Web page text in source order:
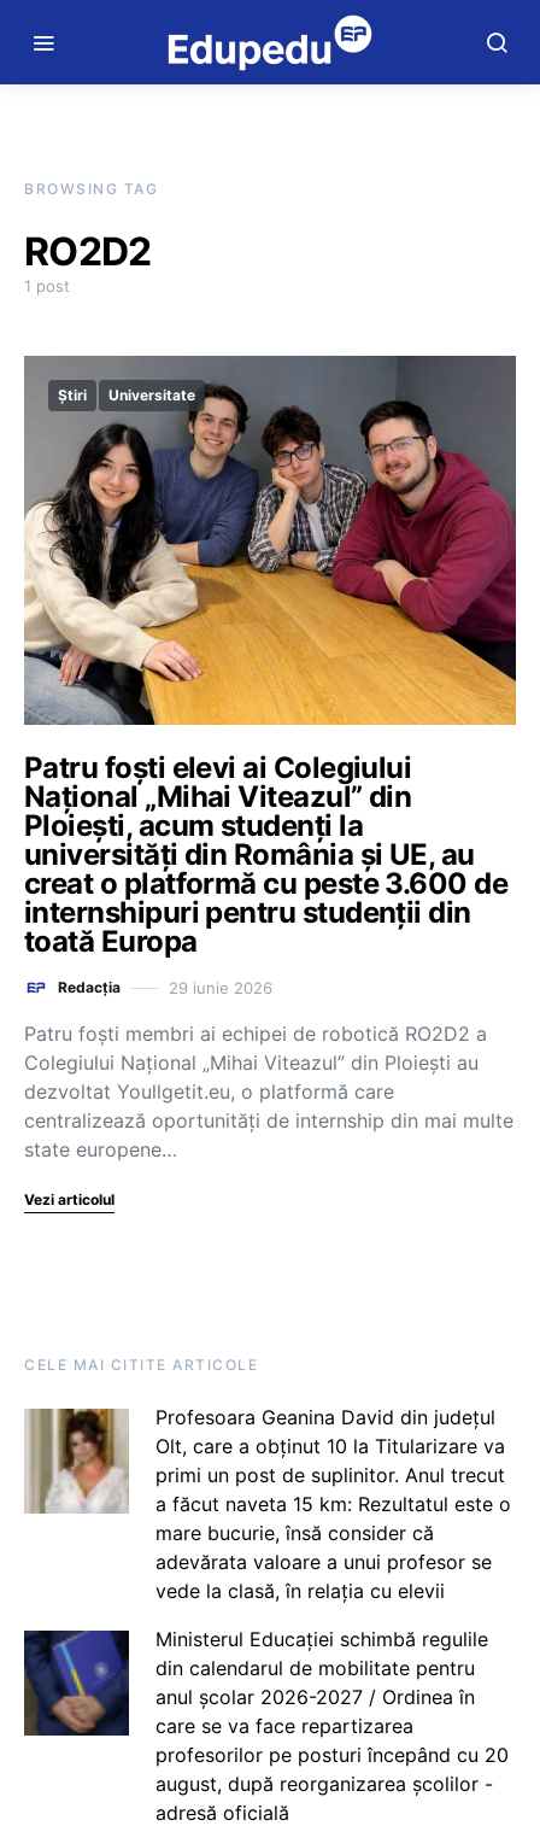
BROWSING TAG
RO2D2
1 post
Știri Universitate
Patru foști elevi ai Colegiului
Național „Mihai Viteazul” din
Ploiești, acum studenți la
universități din România și UE, au
creat o platformă cu peste 3.600 de
internshipuri pentru studenții din
toată Europa
Redacția 29 iunie 2026
Patru foști membri ai echipei de robotică RO2D2 a
Colegiului Național „Mihai Viteazul” din Ploiești au
dezvoltat Youllgetit.eu, o platformă care
centralizează oportunități de internship din mai multe
state europene…
Vezi articolul
CELE MAI CITITE ARTICOLE
Profesoara Geanina David din județul
Olt, care a obținut 10 la Titularizare va
primi un post de suplinitor. Anul trecut
a făcut naveta 15 km: Rezultatul este o
mare bucurie, însă consider că
adevărata valoare a unui profesor se
vede la clasă, în relația cu elevii
Ministerul Educației schimbă regulile
din calendarul de mobilitate pentru
anul școlar 2026-2027 / Ordinea în
care se va face repartizarea
profesorilor pe posturi începând cu 20
august, după reorganizarea școlilor -
adresă oficială